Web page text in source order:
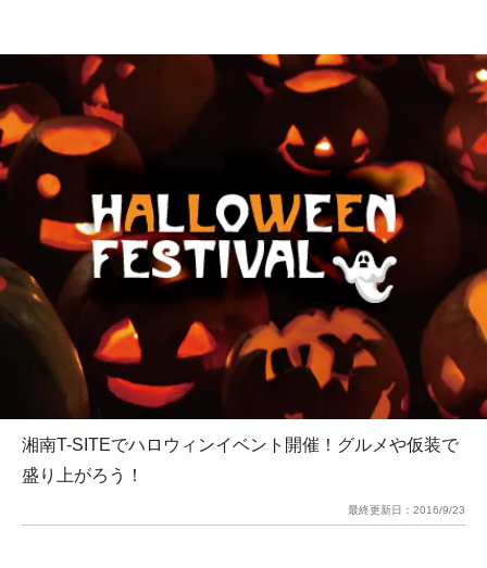
湘南T-SITEでハロウィンイベント開催！グルメや仮装で
盛り上がろう！
最終更新日： 2016/9/23